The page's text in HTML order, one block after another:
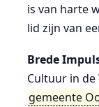
is van harte
lid zijn van
Brede
Cultuur in de
gemeente